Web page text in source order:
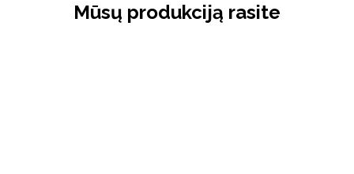
Mūsų produkciją rasite